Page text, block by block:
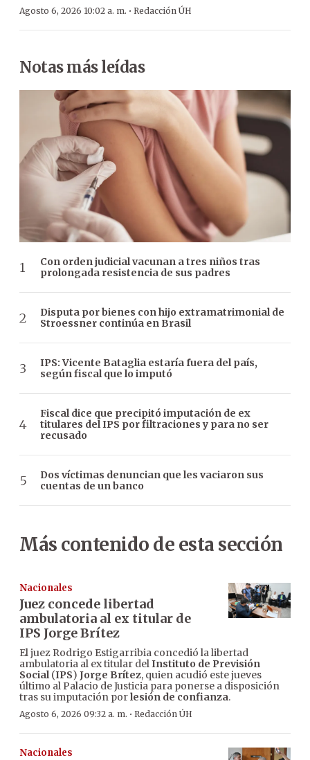
Agosto 6, 2026 10:02 a. m. · Redacción ÚH
Notas más leídas
Con orden judicial vacunan a tres niños tras
prolongada resistencia de sus padres
Disputa por bienes con hijo extramatrimonial de
Stroessner continúa en Brasil
IPS: Vicente Bataglia estaría fuera del país,
según fiscal que lo imputó
Fiscal dice que precipitó imputación de ex
titulares del IPS por filtraciones y para no ser
recusado
Dos víctimas denuncian que les vaciaron sus
cuentas de un banco
Más contenido de esta sección
Nacionales
Juez concede libertad
ambulatoria al ex titular de
IPS Jorge Brítez
El juez Rodrigo Estigarribia concedió la libertad
ambulatoria al ex titular delInstituto de Previsión
Social(IPS) Jorge Brítez, quien acudió este jueves
último al Palacio de Justicia para ponerse a disposición
tras su imputación porlesión de confianza.
Agosto 6, 2026 09:32 a. m. · Redacción ÚH
Nacionales